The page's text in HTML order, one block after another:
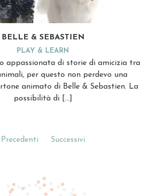
BELLE & SEBASTIEN
PLAY & LEARN
appassionata di storie di amicizia tra
per questo non perdevo una
animato di Belle & Sebastien. La
possibilità di […]
Precedenti Successivi